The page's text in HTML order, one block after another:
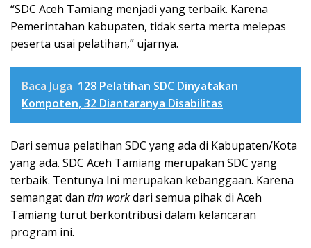
“SDC Aceh Tamiang menjadi yang terbaik. Karena
Pemerintahan kabupaten, tidak serta merta melepas
peserta usai pelatihan,” ujarnya.
Baca Juga 128 Pelatihan SDC Dinyatakan
Kompoten, 32 Diantaranya Disabilitas
Dari semua pelatihan SDC yang ada di Kabupaten/Kota
yang ada. SDC Aceh Tamiang merupakan SDC yang
terbaik. Tentunya Ini merupakan kebanggaan. Karena
semangat dan tim workdari semua pihak di Aceh
Tamiang turut berkontribusi dalam kelancaran
program ini.